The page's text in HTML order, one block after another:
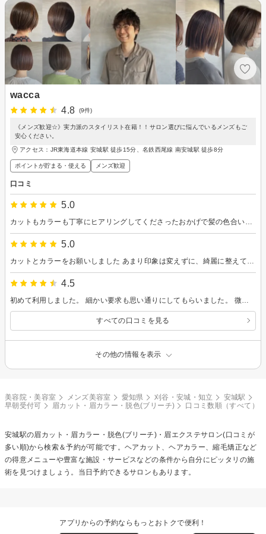
wacca
4.8
(9件)
《メンズ歓迎☆》実力派のスタイリスト在籍！！サロン選びに悩んでいるメンズもご
安心ください。
アクセス：JR東海道本線 安城駅 徒歩15分、名鉄西尾線 南安城駅 徒歩8分
ポイントが貯まる・使える メンズ歓迎
口コミ
5.0
5.0
4.5
初めて利用しました。 細かい要求も思い通りにしてもらいました。 微調整も丁寧にしてもらい信頼できました。 今後もお願いしたいと思います。
すべての口コミを見る
その他の情報を表示
美容院・美容室 メンズ美容室 愛知県 刈谷・安城・知立
安城駅
早朝受付可
眉カット・眉カラー・脱色(ブリーチ) 口コミ数順（すべて）
安城駅の眉カット・眉カラー・脱色(ブリーチ)・眉エクステサロン(口コミが
多い順)から検索＆予約が可能です。ヘアカット、ヘアカラー、縮毛矯正など
の得意メニューや豊富な施設・サービスなどの条件から自分にピッタリの施
術を見つけましょう。当日予約できるサロンもあります。
アプリからの予約ならもっとおトクで便利！